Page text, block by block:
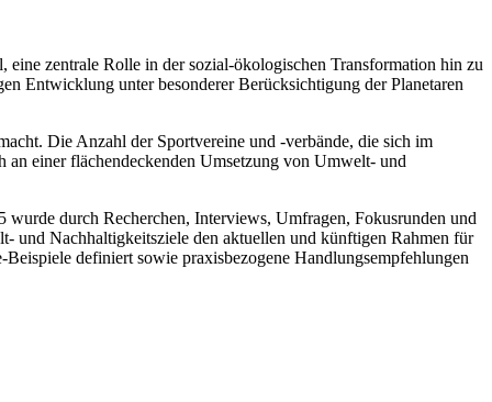
zentrale Rolle in der sozial-ökologischen Transformation hin zu
Entwicklung unter besonderer Berücksichtigung der Planetaren
Die Anzahl der Sportvereine und -verbände, die sich im
an einer flächendeckenden Umsetzung von Umwelt- und
durch Recherchen, Interviews, Umfragen, Fokusrunden und
und Nachhaltigkeitsziele den aktuellen und künftigen Rahmen für
definiert sowie praxisbezogene Handlungsempfehlungen